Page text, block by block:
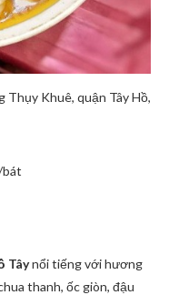
Thụy Khuê, quận Tây Hồ,
bát
Tâynổi tiếng với hương
thanh, ốc giòn, đậu